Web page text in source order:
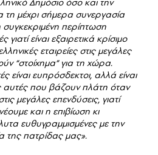
Δημόσιο όσο και την
μέχρι σήμερα συνεργασία
συγκεκριμένη περίπτωση
είναι εξαιρετικά κρίσιμο
εταιρείες στις μεγάλες
“στοίχημα” για τη χώρα.
είναι ευπρόσδεκτοι, αλλά είναι
αυτές που βάζουν πλάτη όταν
μεγάλες επενδύσεις, γιατί
και η επιβίωση κι
ευθυγραμμισμένες με την
της πατρίδας μας».